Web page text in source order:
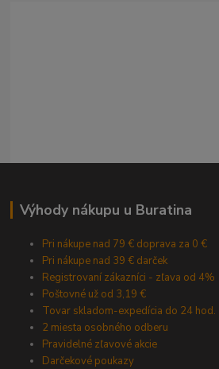
Výhody nákupu u Buratina
Pri nákupe nad 79 € doprava za 0 €
Pri nákupe nad 39 € darček
Registrovaní zákazníci - zľava od 4%
Poštovné už od 3,19 €
Tovar skladom-expedícia do 24 hod.
2 miesta osobného odberu
Pravidelné zľavové akcie
Darčekové poukazy